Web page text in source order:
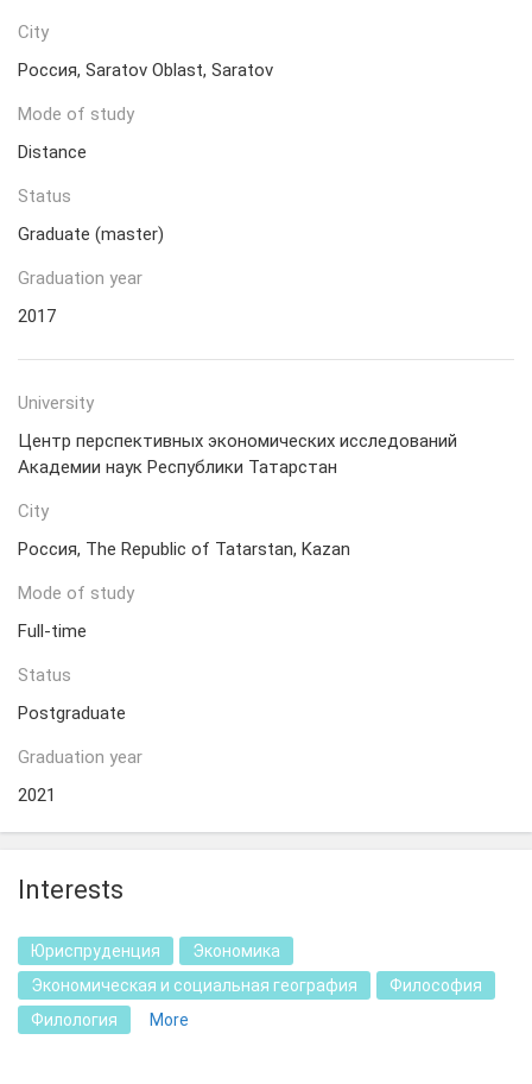
City
Россия, Saratov Oblast, Saratov
Mode of study
Distance
Status
Graduate (master)
Graduation year
2017
University
Центр перспективных экономических исследований
Академии наук Республики Татарстан
City
Россия, The Republic of Tatarstan, Kazan
Mode of study
Full-time
Status
Postgraduate
Graduation year
2021
Interests
Юриспруденция
Экономика
Экономическая и социальная география
Философия
Филология
More